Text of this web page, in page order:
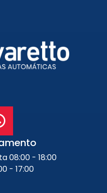
08:00 - 18:00
- 17:00